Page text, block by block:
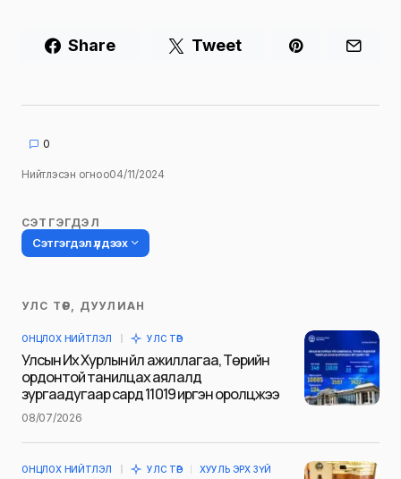
Share Tweet
0
Нийтлэсэн огноо04/11/2024
СЭТГЭГДЭЛ
Сэтгэгдэл үлдээх
Таны имэйл хаягийг нийтлэхгүй.
тэмдэглэсэн
Name
УЛС ТӨР, ДУУЛИАН
ОНЦЛОХ НИЙТЛЭЛ УЛС ТӨР
Улсын Их Хурлын үйл ажиллагаа, Төрийн
ордонтой танилцах аялалд
зургаадугаар сард 11019 иргэн оролцжээ
08/07/2026
ОНЦЛОХ НИЙТЛЭЛ УЛС ТӨР ХУУЛЬ ЭРХ ЗҮЙ